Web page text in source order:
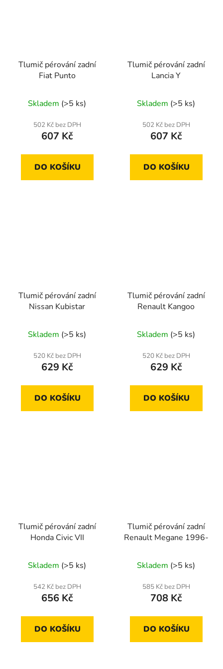
Tlumič pérování zadní
Fiat Punto
Skladem (>5 ks)
502 Kč bez DPH
607 Kč
DO KOŠÍKU
Tlumič pérování zadní
Lancia Y
Skladem (>5 ks)
502 Kč bez DPH
607 Kč
DO KOŠÍKU
Tlumič pérování zadní
Nissan Kubistar
Skladem (>5 ks)
520 Kč bez DPH
629 Kč
DO KOŠÍKU
Tlumič pérování zadní
Renault Kangoo
Skladem (>5 ks)
520 Kč bez DPH
629 Kč
DO KOŠÍKU
Tlumič pérování zadní
Honda Civic VII
Skladem (>5 ks)
542 Kč bez DPH
656 Kč
DO KOŠÍKU
Tlumič pérování zadní
Renault Megane 1996-
Skladem (>5 ks)
585 Kč bez DPH
708 Kč
DO KOŠÍKU